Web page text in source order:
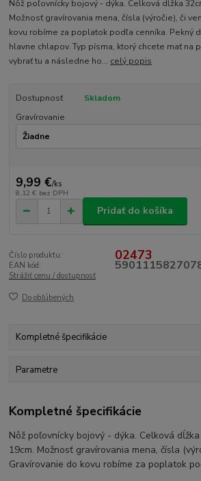
Nôž poľovnícky bojový - dýka. Celková dĺžka
Možnosť gravírovania mena, čísla (výročie), či
kovu robíme za poplatok podľa cenníka. Pekný
hlavne chlapov. Typ písma, ktorý chcete mať na
vybrať tu a následne ho... celý popis
Dostupnosť
Skladom
Gravírovanie
9,99 €/ks
8,12 € bez DPH
Pridať do košíka
Číslo produktu: 02473
EAN kód:
Strážiť cenu / dostupnosť
Do obľúbených
Kompletné špecifikácie
Parametre
Kompletné špecifikácie
Nôž poľovnícky bojový - dýka. Celková
19cm. Možnosť gravírovania mena, čísla
Gravírovanie do kovu robíme za poplatok